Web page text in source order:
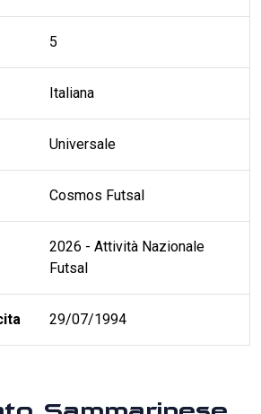
5
Italiana
Universale
Cosmos Futsal
2026 - Attività Nazionale
Futsal
29/07/1994
Sammarinese